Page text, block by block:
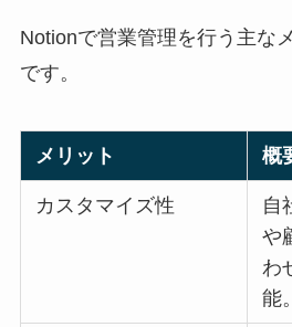
Notionで営業管理を行う主な
です。
メリット 概
カスタマイズ性
自
や
わ
能。